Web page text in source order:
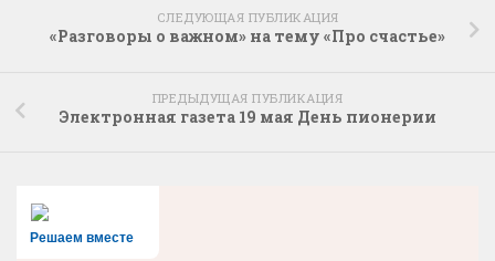
СЛЕДУЮЩАЯ ПУБЛИКАЦИЯ
«Разговоры о важном» на тему «Про счастье»
ПРЕДЫДУЩАЯ ПУБЛИКАЦИЯ
Электронная газета 19 мая День пионерии
Решаем вместе